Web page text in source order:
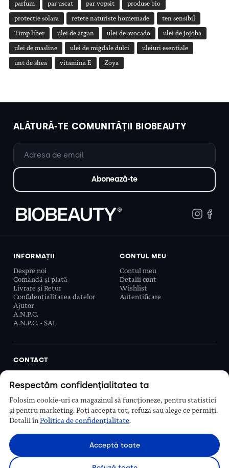
parfum par uscat par vopsit produse bio
protectie solara retete naturiste homemade ten sensibil
Timp liber ulei de argan ulei de avocado ulei de jojoba
ulei de masline ulei de migdale dulci uleiuri esentiale
unt de shea vitamina E Zoya
ALĂTURĂ-TE COMUNITĂȚII BIOBEAUTY
INFORMAȚII
Despre noi
Comandă și plată
Livrare și Retur
Confidențialitatea datelor
Ajutor
A.N.P.C.
A.N.P.C. - SAL
CONTUL MEU
Contul meu
Detalii cont
Wishlist
Autentificare
CONTACT
Sector 6, București, România
Program
Luni–Vineri, 9:00 – 16:00
Respectăm confidențialitatea ta
Folosim cookie-uri ca magazinul să funcționeze, pentru statistici
și pentru marketing. Poți accepta tot, refuza sau alege ce permiți.
Detalii înPolitica de confidențialitate.
Acceptă toate